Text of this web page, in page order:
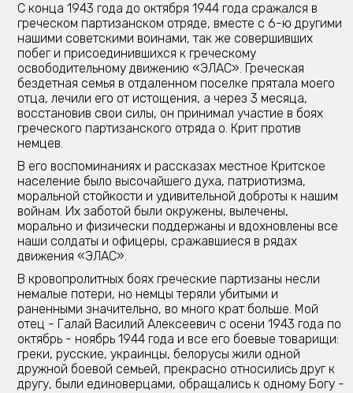
С конца 1943 года до октября 1944 года сражался в
греческом партизанском отряде, вместе с 6-ю другими
нашими советскими воинами, так же совершивших
побег и присоединившихся к греческому
освободительному движению «ЭЛАС». Греческая
бездетная семья в отдаленном поселке прятала моего
отца, лечили его от истощения, а через 3 месяца,
восстановив свои силы, он принимал участие в боях
греческого партизанского отряда о. Крит против
немцев.
В его воспоминаниях и рассказах местное Критское
население было высочайшего духа, патриотизма,
моральной стойкости и удивительной доброты к нашим
войнам. Их заботой были окружены, вылечены,
морально и физически поддержаны и вдохновлены все
наши солдаты и офицеры, сражавшиеся в рядах
движения «ЭЛАС».
В кровопролитных боях греческие партизаны несли
немалые потери, но немцы теряли убитыми и
раненными значительно, во много крат больше. Мой
отец - Галай Василий Алексеевич с осени 1943 года по
октябрь - ноябрь 1944 года и все его боевые товарищи:
греки, русские, украинцы, белорусы жили одной
дружной боевой семьей, прекрасно относились друг к
другу, были единоверцами, обращались к одному Богу -